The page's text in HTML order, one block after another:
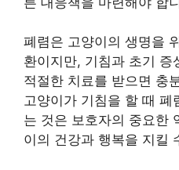
폐렴은 고양이의 생명을
환이지만, 기침과 초기 증
적절한 치료를 받으면 충
고양이가 기침을 할 때 폐
는 것은 보호자의 중요한
이의 건강과 행복을 지킬